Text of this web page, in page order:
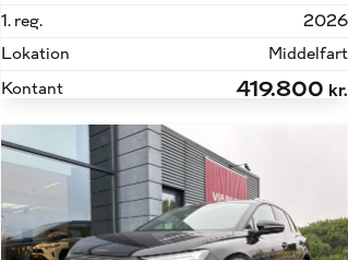
1. reg.
2026
Lokation
Middelfart
Kontant
419.800 kr.